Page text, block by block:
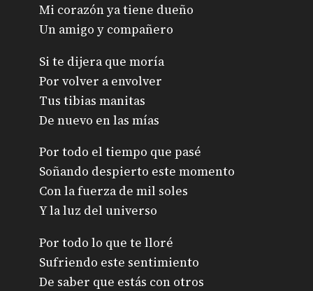
Mi corazón ya tiene dueño
Un amigo y compañero
Si te dijera que moría
Por volver a envolver
Tus tibias manitas
De nuevo en las mías
Por todo el tiempo que pasé
Soñando despierto este momento
Con la fuerza de mil soles
Y la luz del universo
Por todo lo que te lloré
Sufriendo este sentimiento
De saber que estás con otros